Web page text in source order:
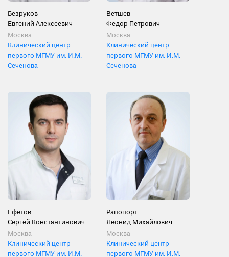
Безруков
Евгений Алексеевич
Москва
Клинический центр
первого МГМУ им. И.М.
Сеченова
Ветшев
Федор Петрович
Москва
Клинический центр
первого МГМУ им. И.М.
Сеченова
Ефетов
Сергей Константинович
Москва
Клинический центр
первого МГМУ им. И.М.
Рапопорт
Леонид Михайлович
Москва
Клинический центр
первого МГМУ им. И.М.